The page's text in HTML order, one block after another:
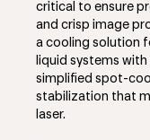
critical to ensure
and crisp image
a cooling solution
liquid systems
simplified spot-
stabilization that
laser.